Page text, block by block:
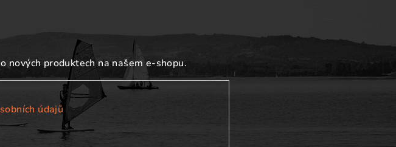
nových produktech na našem e-shopu.
údajů